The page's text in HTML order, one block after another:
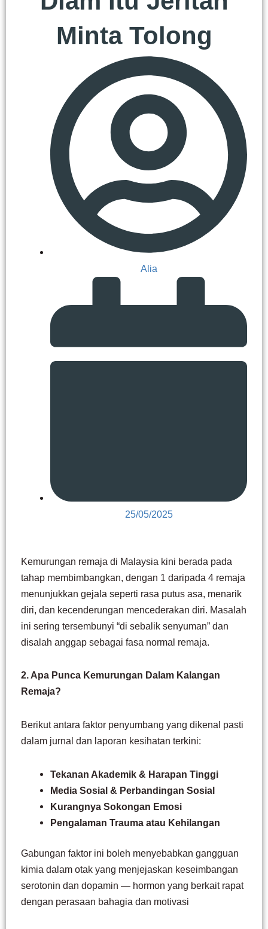
Minta Tolong
Alia
25/05/2025
Kemurungan remaja di Malaysia kini berada pada
tahap membimbangkan, dengan 1 daripada 4 remaja
menunjukkan gejala seperti rasa putus asa, menarik
diri, dan kecenderungan mencederakan diri. Masalah
ini sering tersembunyi “di sebalik senyuman” dan
disalah anggap sebagai fasa normal remaja.
2. Apa Punca Kemurungan Dalam Kalangan
Remaja?
Berikut antara faktor penyumbang yang dikenal pasti
dalam jurnal dan laporan kesihatan terkini:
Tekanan Akademik & Harapan Tinggi
Media Sosial & Perbandingan Sosial
Kurangnya Sokongan Emosi
Pengalaman Trauma atau Kehilangan
Gabungan faktor ini boleh menyebabkan gangguan
kimia dalam otak yang menjejaskan keseimbangan
serotonin dan dopamin — hormon yang berkait rapat
dengan perasaan bahagia dan motivasi